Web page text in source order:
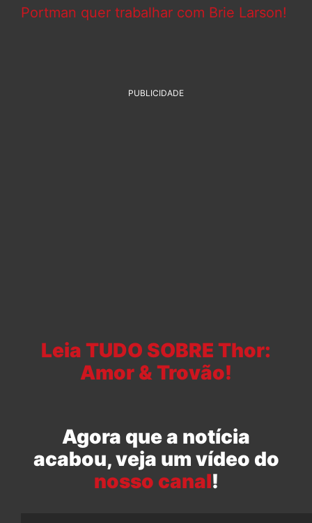
Portman quer trabalhar com Brie Larson!
PUBLICIDADE
Leia TUDO SOBRE Thor:
Amor & Trovão!
Agora que a notícia
acabou, veja um vídeo do
nosso canal!